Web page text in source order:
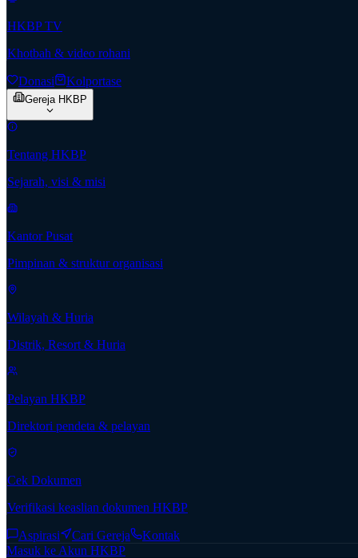
HKBP TV
Khotbah & video rohani
Donasi Kolportase
Gereja HKBP
Tentang HKBP
Sejarah, visi & misi
Kantor Pusat
Pimpinan & struktur organisasi
Wilayah & Huria
Distrik, Resort & Huria
Pelayan HKBP
Direktori pendeta & pelayan
Cek Dokumen
Verifikasi keaslian dokumen HKBP
Aspirasi Cari Gereja
Kontak
Masuk ke Akun HKBP